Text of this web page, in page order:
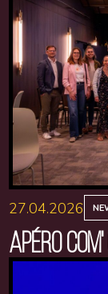
27.04.2026
APÉRO